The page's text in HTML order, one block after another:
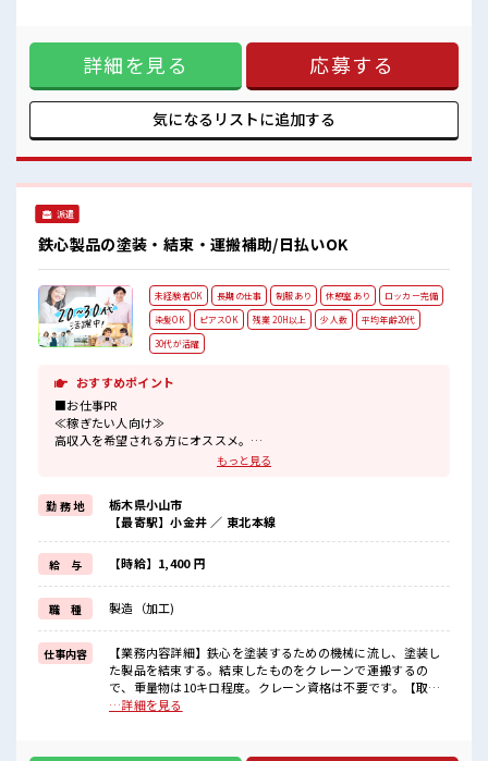
高収入もバッチリ目指せますよ！
ょっとだけ…という方もOK！ ≪適度な残業でお給料UP≫ 残
業は月20時間未満で、 ほどよく稼げます♪ ≪機能的な制服ア
リ≫ 制服があるので、 毎日の服装の悩み解消♪ ≪自分に向い
ている仕事が探せる≫ 困った事などがあれば、 担当がしっか
りサポートします！ ■職場の雰囲気 ≪20代の方が多数活躍中
の職場≫ 休憩室完備でランチや休憩も充実しそう♪ 職場には
入もバッチリ目指せますよ！
詳細を見る 応募する
気になるリストに追加する
派遣
鉄心製品の塗装・結束・運搬補助/日払いOK
未経験者OK 長期の仕事 制服あり 休憩室あり
ロッカー完備
染髪OK
ピアスOK 残業 20H以上 少人数
平均年齢20代
30代が活躍
おすすめポイント
■お仕事PR
≪稼ぎたい人向け≫
高収入を希望される方にオススメ。
残業は月20時間以上あります♪
派手過ぎなければ髪型や髪色自由♪
(規定有)≪動きやすい制服アリ≫
制服があるので、
毎日の服装の悩み解消♪
≪未経験の方も大カンゲイ≫
新しいことにチャレンジするのは不安だけど、
しっかり働く環境が整っています！
イチからスキルUP・ステップUP目指していきましょう！
≪収入アップを目指せる≫
高時給だらけの派遣のお仕事です！
■職場の雰囲気
一緒に働く仲間ともなじみやすい少人数の職場☆
活気あふれる20代活躍中の職場です☆
もっと見る
勤 務 地
栃木県小山市
【最寄駅】小金井 ／ 東北本線
給 与 【時給】1,400 円
職 種 製造（加工)
仕事内容
【業務内容詳細】鉄心を塗装するための機械に流し、塗装し
た製品を結束する。結束したものをクレーンで運搬するの
で、重量物は10キロ程度。クレーン資格は不要です。【取扱
製品情報】鉄心 ■お仕事PR ≪稼ぎたい人向け≫ 高収入を希望
有)≪動きやすい制服アリ≫ 制服があるので、 毎日の服装の
…詳細を見る